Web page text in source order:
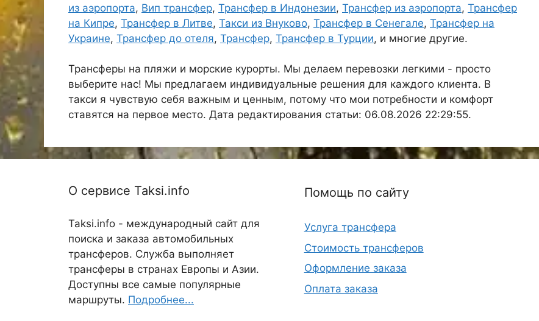
из аэропорта, Вип трансфер, Трансфер в Индонезии, Трансфер из аэропорта, Трансфер
на Кипре, Трансфер в Литве, Такси из Внуково, Трансфер в Сенегале, Трансфер на
Украине, Трансфер до отеля, Трансфер, Трансфер в Турции, и многие другие.
Трансферы на пляжи и морские курорты. Мы делаем перевозки легкими - просто
выберите нас! Мы предлагаем индивидуальные решения для каждого клиента. В
такси я чувствую себя важным и ценным, потому что мои потребности и комфорт
ставятся на первое место. Дата редактирования статьи: 06.08.2026 22:29:55.
О сервисе Taksi.info
Taksi.info - международный сайт для
поиска и заказа автомобильных
трансферов. Служба выполняет
трансферы в странах Европы и Азии.
Доступны все самые популярные
маршруты. Подробнее...
Помощь по сайту
Услуга трансфера
Стоимость трансферов
Оформление заказа
Оплата заказа